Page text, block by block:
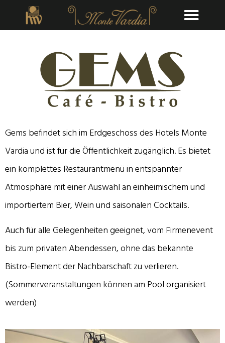
Gems befindet sich im Erdgeschoss des Hotels Monte
Vardia und ist für die Öffentlichkeit zugänglich. Es bietet
ein komplettes Restaurantmenü in entspannter
Atmosphäre mit einer Auswahl an einheimischem und
importiertem Bier, Wein und saisonalen Cocktails.
Auch für alle Gelegenheiten geeignet, vom Firmenevent
bis zum privaten Abendessen, ohne das bekannte
Bistro-Element der Nachbarschaft zu verlieren.
(Sommerveranstaltungen können am Pool organisiert
werden)